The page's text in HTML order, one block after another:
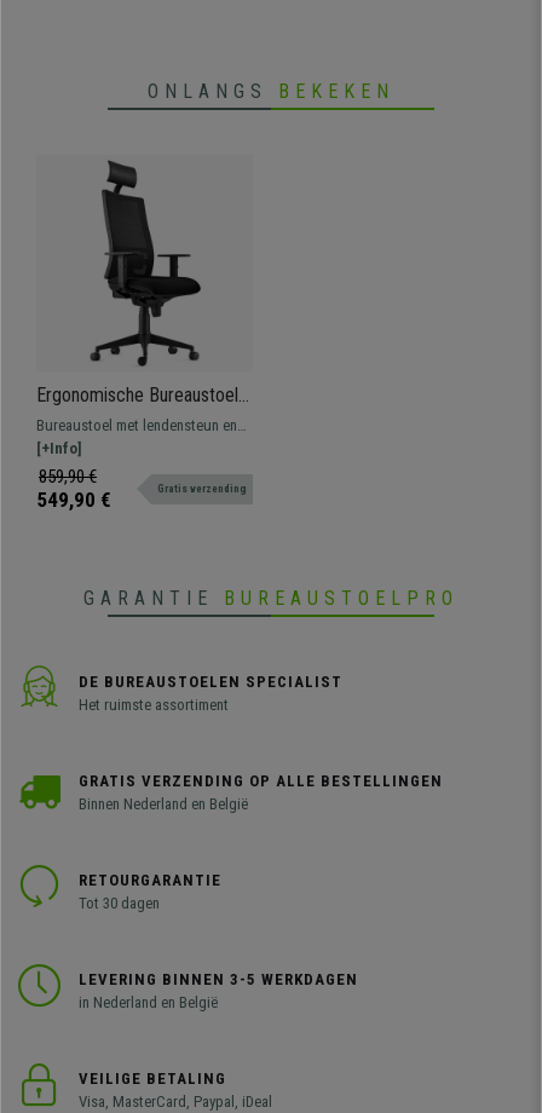
ONLANGS BEKEKEN
Ergonomische Bureaustoel
MARSA, Hoofdsteun,
Verstelbare Armleuningen
en Lendensteun, Zwart
Bureaustoel met lendensteun en
gesynchroniseerd kantelsysteem,
geschikt voor gebruik van 8 uur
per dag, bekleed met
[+Info]
859,90 €
549,90 € Gratis verzending
GARANTIE BUREAUSTOELPRO
DE BUREAUSTOELEN SPECIALIST
Het ruimste assortiment
GRATIS VERZENDING OP ALLE BESTELLINGEN
Binnen Nederland en België
RETOURGARANTIE
Tot 30 dagen
LEVERING BINNEN 3-5 WERKDAGEN
in Nederland en België
VEILIGE BETALING
Visa, MasterCard, Paypal, iDeal